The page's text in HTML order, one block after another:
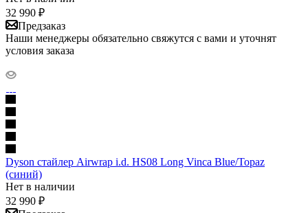
32 990 ₽
Предзаказ
Наши менеджеры обязательно свяжутся с вами и уточнят
условия заказа
Dyson стайлер Airwrap i.d. HS08 Long Vinca Blue/Topaz
(синий)
Нет в наличии
32 990 ₽